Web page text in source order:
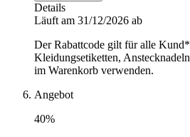
Details
Läuft am 31/12/2026 ab
Der Rabattcode gilt für alle
Kleidungsetiketten,
im Warenkorb verwenden.
Angebot
40%